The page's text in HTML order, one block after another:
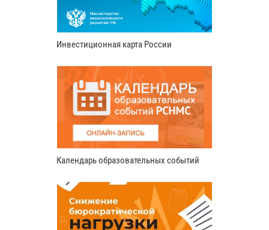
Инвестиционная карта России
Календарь образовательных событий